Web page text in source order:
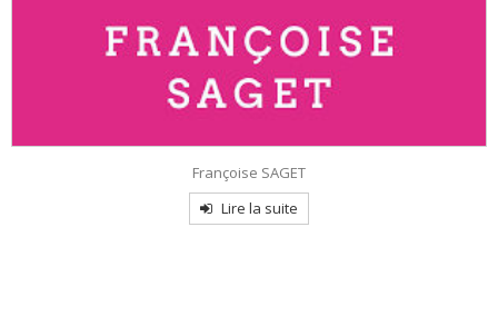
Françoise SAGET
Lire la suite